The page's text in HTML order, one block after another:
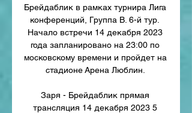
Брейдаблик в рамках турнира Лига
конференций, Группа B. 6-й тур.
Начало встречи 14 декабря 2023
года запланировано на 23:00 по
московскому времени и пройдет на
стадионе Арена Люблин.
Заря - Брейдаблик прямая
трансляция 14 декабря 2023 5